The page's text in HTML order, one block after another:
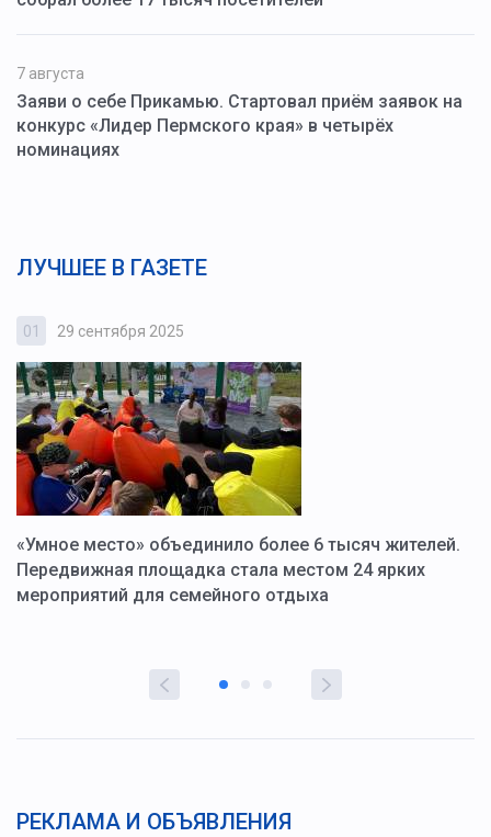
7 августа
Заяви о себе Прикамью. Стартовал приём заявок на
конкурс «Лидер Пермского края» в четырёх
номинациях
ЛУЧШЕЕ В ГАЗЕТЕ
01 29 сентября 2025
«Умное место» объединило более 6 тысяч жителей.
Передвижная площадка стала местом 24 ярких
мероприятий для семейного отдыха
РЕКЛАМА И ОБЪЯВЛЕНИЯ